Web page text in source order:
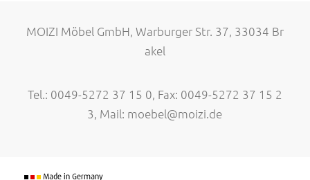
MOIZI Möbel GmbH, Warburger Str. 37, 33034 Br
akel
Tel.: 0049-5272 37 15 0, Fax: 0049-5272 37 15 2
3, Mail: moebel@moizi.de